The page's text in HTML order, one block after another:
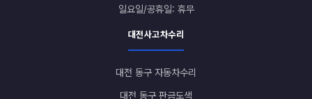
일요일/공휴일: 휴무
대전사고차수리
대전 동구 자동차수리
대전 동구 판금도색